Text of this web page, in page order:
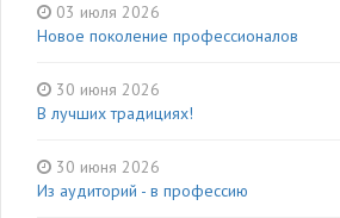
03 июля 2026
Новое поколение профессионалов
30 июня 2026
В лучших традициях!
30 июня 2026
Из аудиторий - в профессию